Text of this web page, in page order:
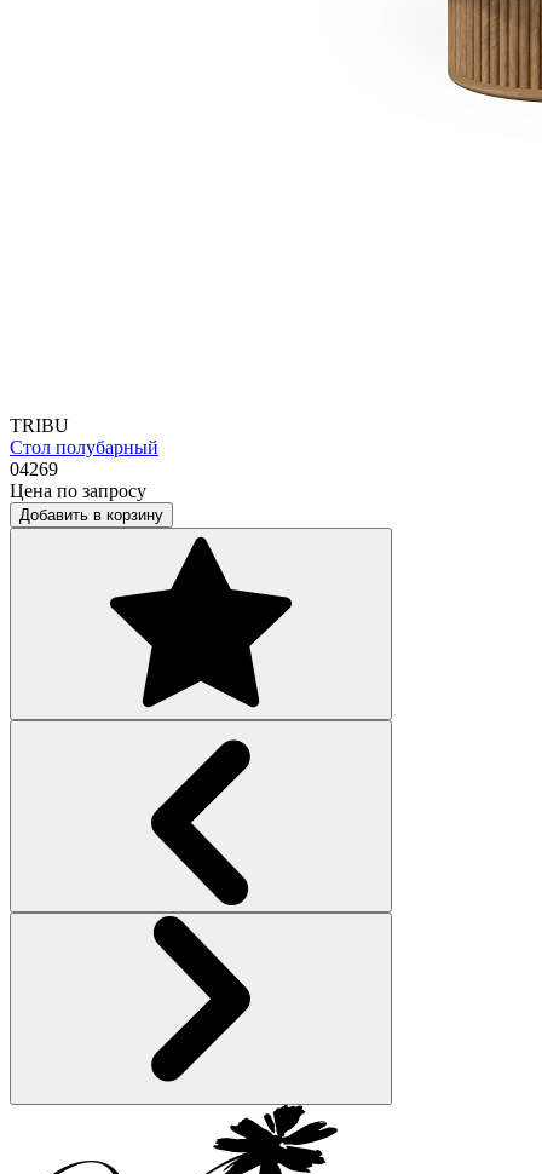
TRIBU
Стол полубарный
04269
Цена по запросу
Добавить в корзину